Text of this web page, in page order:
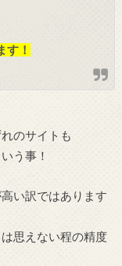
す！
のサイトも
う事！
い訳ではあります
思えない程の精度